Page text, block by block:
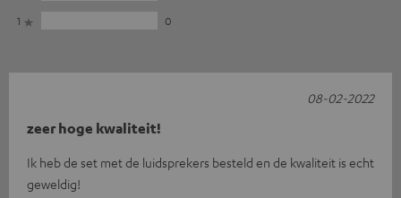
1
0
zeer hoge kwaliteit!
Ik heb de set met de luidsprekers besteld en de kwaliteit is echt
geweldig!
08-02-2022